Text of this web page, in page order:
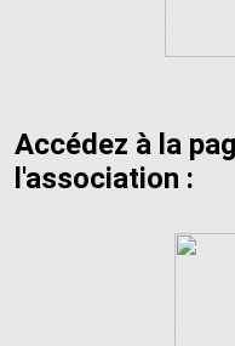
Accédez à la
l'association :